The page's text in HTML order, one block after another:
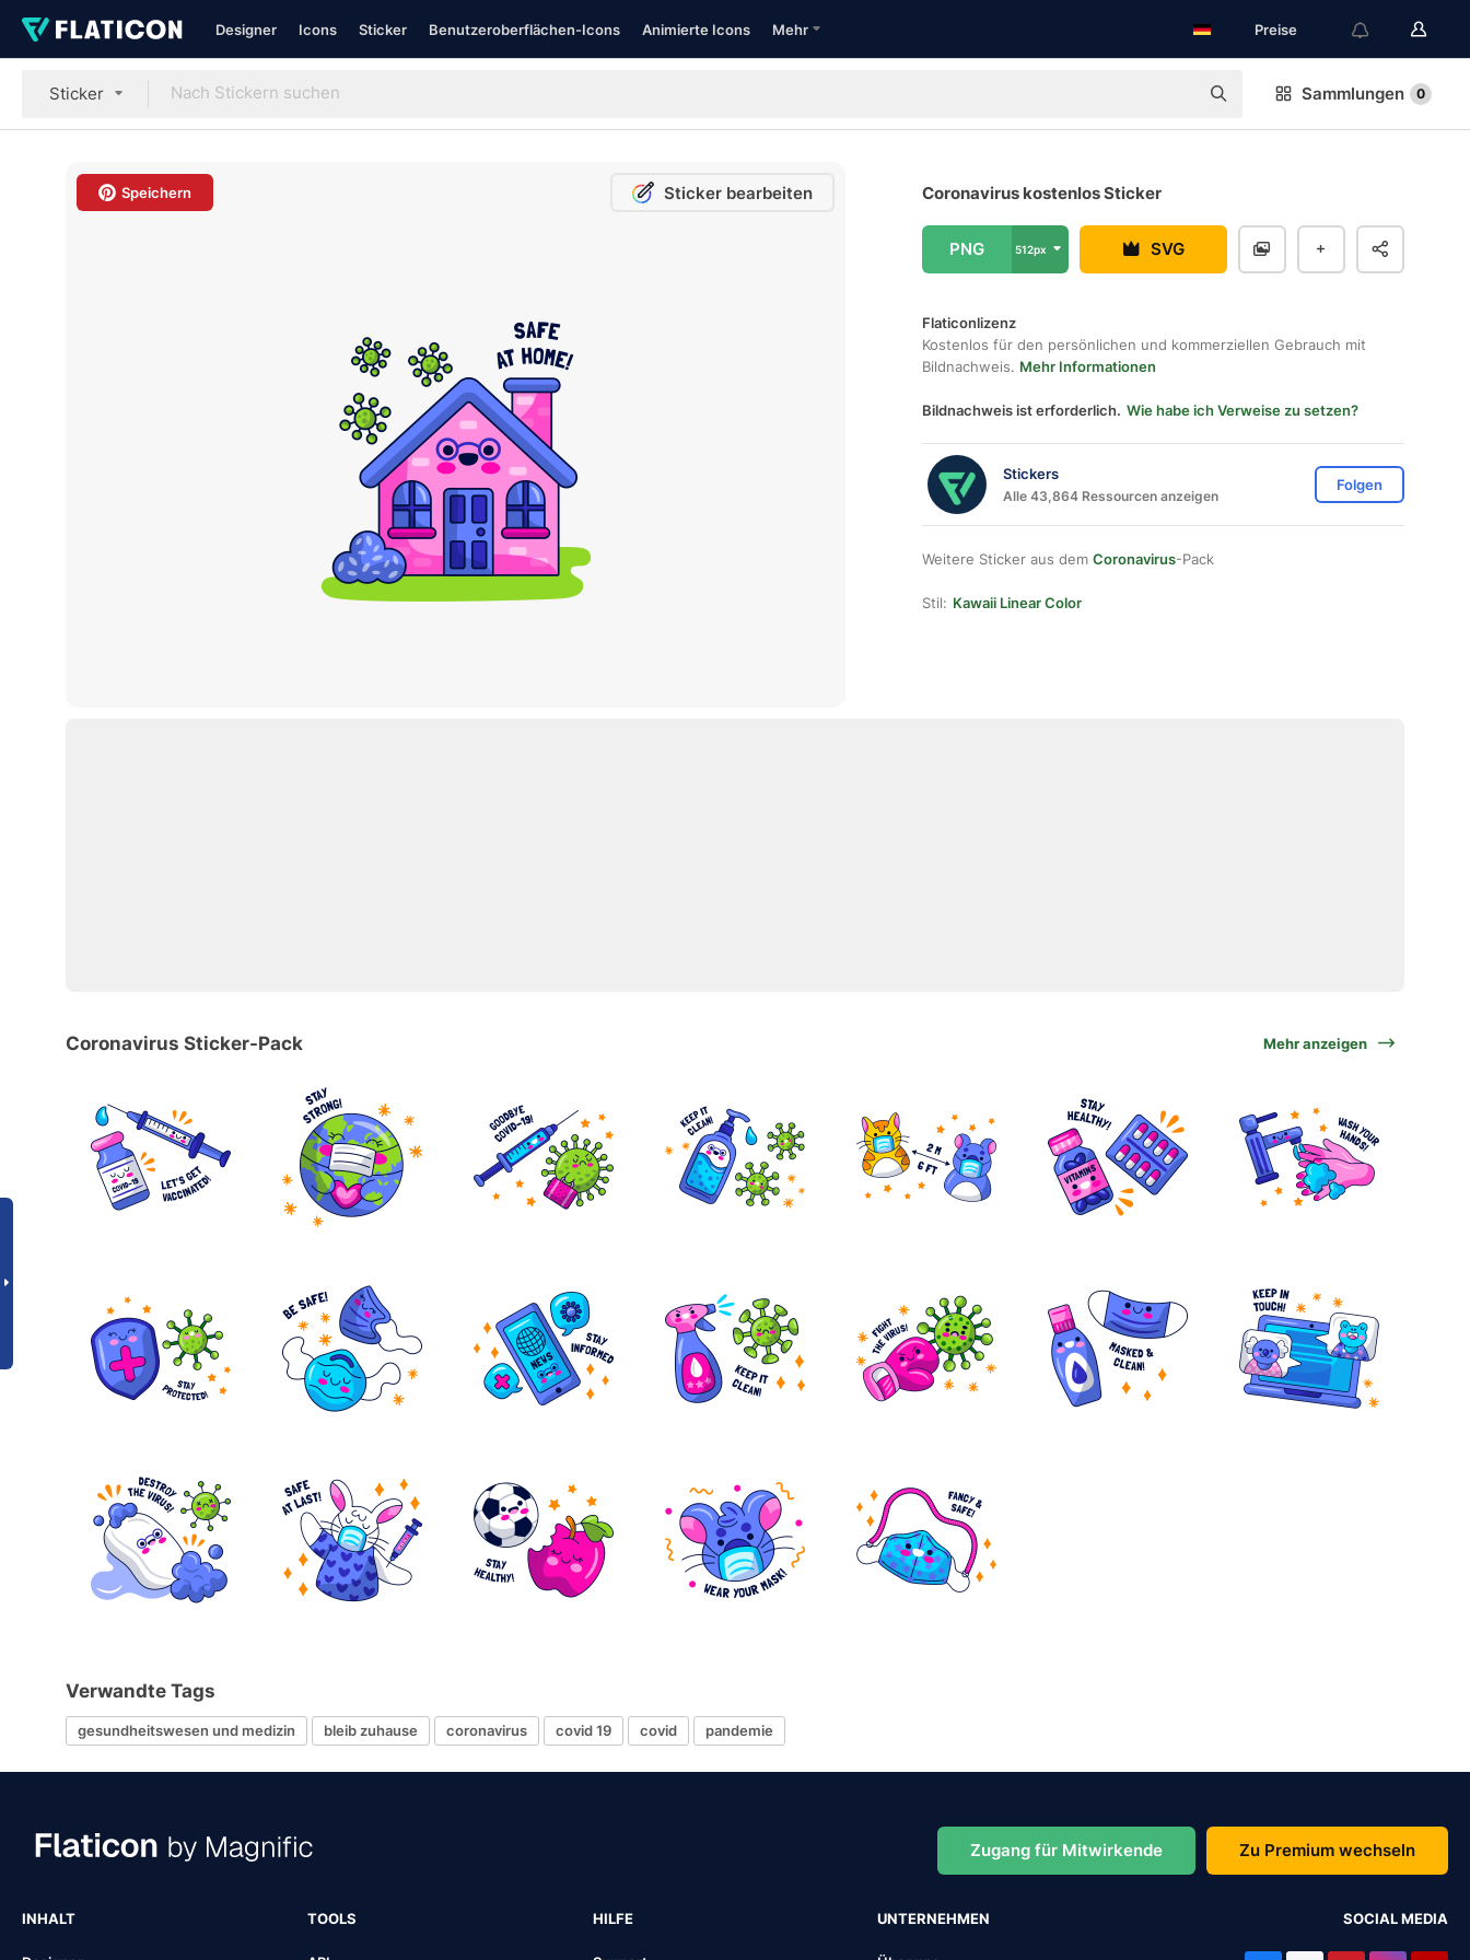
Designer Icons Sticker Benutzeroberflächen-Icons Animierte Icons Mehr Preise
Sticker Sammlungen 0
Speichern Sticker bearbeiten Coronavirus kostenlos Sticker
PNG 512px SVG
Flaticonlizenz
Kostenlos für den persönlichen und kommerziellen Gebrauch mit
Bildnachweis. Mehr Informationen
Bildnachweis ist erforderlich. Wie habe ich Verweise zu setzen?
Stickers
Alle 43,864 Ressourcen anzeigen
Folgen
Weitere Sticker aus dem Coronavirus-Pack
Stil: Kawaii Linear Color
Coronavirus Sticker-Pack Mehr anzeigen
Verwandte Tags
gesundheitswesen und medizin bleib zuhause coronavirus covid 19 covid pandemie
Zugang für Mitwirkende Zu Premium wechseln
INHALT TOOLS HILFE UNTERNEHMEN SOCIAL MEDIA